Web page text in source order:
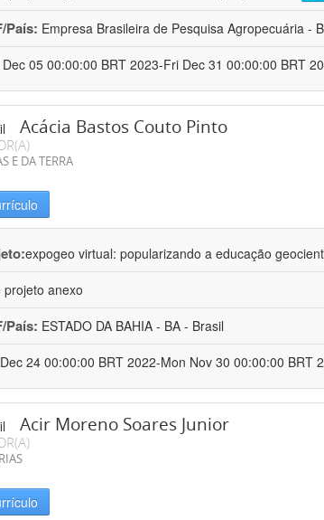
País: Empresa Brasileira de Pesquisa Agropecuária -
05 00:00:00 BRT 2023-Fri Dec 31 00:00:00 BRT
Acácia Bastos Couto Pinto
E DA TERRA
expogeo virtual: popularizando a educação
projeto anexo
País: ESTADO DA BAHIA - BA - Brasil
24 00:00:00 BRT 2022-Mon Nov 30 00:00:00 BRT
Acir Moreno Soares Junior